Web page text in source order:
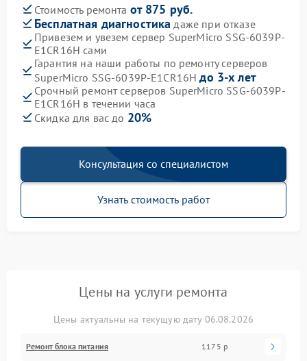
Стоимость ремонта от 875 руб.
Бесплатная диагностика даже при отказе
Привезем и увезем сервер SuperMicro SSG-6039P-
E1CR16H сами
Гарантия на наши работы по ремонту серверов
SuperMicro SSG-6039P-E1CR16Hдо 3-х лет
Срочный ремонт серверов SuperMicro SSG-6039P-
E1CR16H в течении часа
Скидка для вас до 20%
Консультация со специалистом
Узнать стоимость работ
Цены на услуги ремонта
Цены актуальны на текущую дату 06.08.2026
Ремонт блока питания 1175 р